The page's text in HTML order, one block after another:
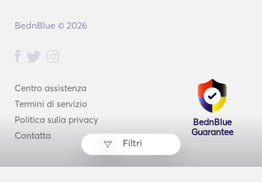
Filtri
Centro assistenza
Termini di servizio
Politica sulla privacy
Contatta
BednBlue
Guarantee
BednBlue © 2026